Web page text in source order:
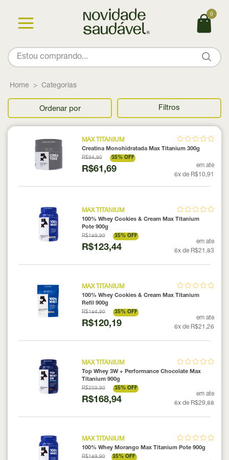
0
Home Categorias
Ordenar por Filtros
MAX TITANIUM
Creatina Monohidratada Max Titanium 300g
R$94,90 35% OFF
R$61,69
em ate
6x de R$10,91
MAX TITANIUM
100% Whey Cookies & Cream Max Titanium
Pote 900g
R$189,90 35% OFF
R$123,44
em ate
6x de R$21,83
MAX TITANIUM
100% Whey Cookies & Cream Max Titanium
Refil 900g
R$184,90 35% OFF
R$120,19
em ate
6x de R$21,26
MAX TITANIUM
Top Whey 3W + Performance Chocolate Max
Titanium 900g
R$259,90 35% OFF
R$168,94
em ate
6x de R$29,88
MAX TITANIUM
100% Whey Morango Max Titanium Pote 900g
R$189,90 35% OFF